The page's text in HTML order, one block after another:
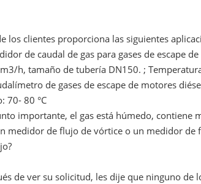
los clientes proporciona las siguientes
de caudal de gas para gases de escape
h, tamaño de tubería DN150. ;
de gases de escape de motores
70- 80 °C
importante, el gas está húmedo,
medidor de flujo de vórtice o un medidor de
de ver su solicitud, les dije que ninguno